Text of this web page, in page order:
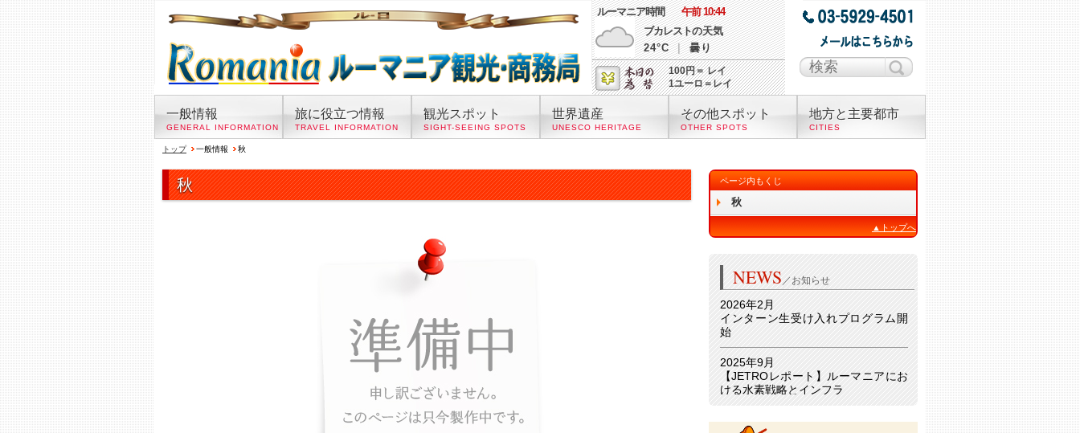
ルーマニア時間午前 10:44
ブカレストの天気
24°C|曇り
100円＝ レイ
1ユーロ＝レイ
一般情報
GENERAL INFORMATION
旅に役立つ情報
TRAVEL INFORMATION
観光スポット
SIGHT-SEEING SPOTS
世界遺産
UNESCO HERITAGE
その他スポット
OTHER SPOTS
地方と主要都市
CITIES
トップ 一般情報 秋
秋 ページ内もくじ
秋
▲トップへ
NEWS ／お知らせ
2026年2月
インターン生受け入れプログラム開
始
2025年9月
【JETROレポート】ルーマニアにお
ける水素戦略とインフラ